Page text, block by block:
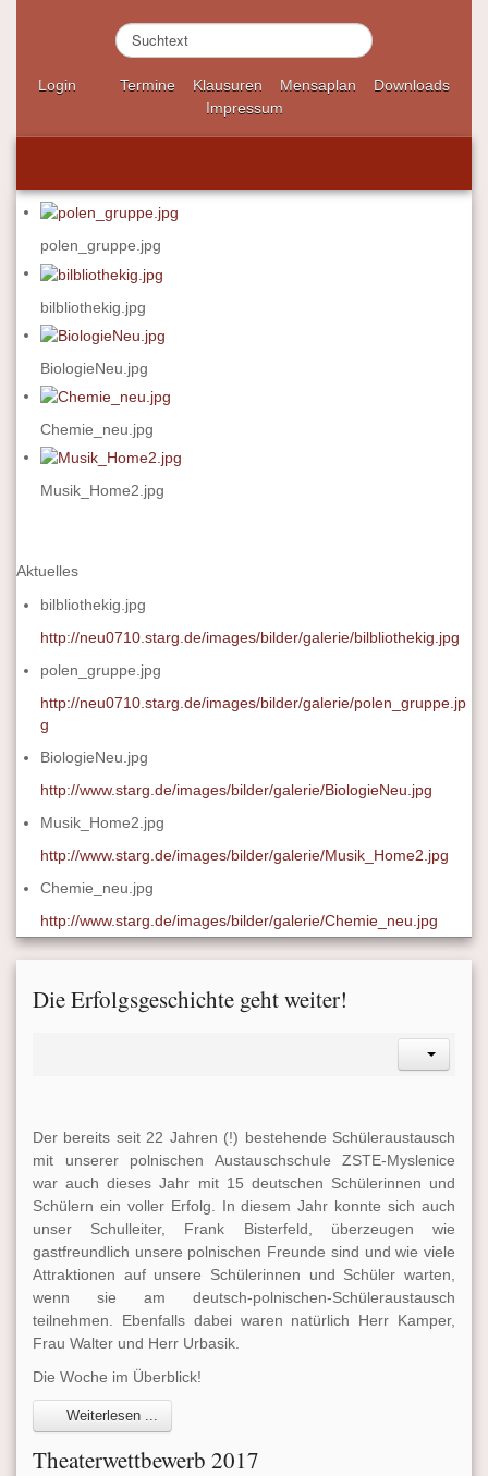
S
u
c
n
.
.
Login Termine Klausuren Mensaplan
Downloads
Impressum
polen_gruppe.jpg
bilbliothekig.jpg
BiologieNeu.jpg
Chemie_neu.jpg
Musik_Home2.jpg
Aktuelles
bilbliothekig.jpg
http://neu0710.starg.de/images/bilder/galerie/bilbliothekig.jpg
polen_gruppe.jpg
http://neu0710.starg.de/images/bilder/galerie/polen_gruppe.jp
g
BiologieNeu.jpg
http://www.starg.de/images/bilder/galerie/BiologieNeu.jpg
Musik_Home2.jpg
http://www.starg.de/images/bilder/galerie/Musik_Home2.jpg
Chemie_neu.jpg
http://www.starg.de/images/bilder/galerie/Chemie_neu.jpg
Die Erfolgsgeschichte geht weiter!
Der bereits seit 22 Jahren (!) bestehende Schüleraustausch
mit unserer polnischen Austauschschule ZSTE-Myslenice
war auch dieses Jahr mit 15 deutschen Schülerinnen und
Schülern ein voller Erfolg. In diesem Jahr konnte sich auch
unser Schulleiter, Frank Bisterfeld, überzeugen wie
gastfreundlich unsere polnischen Freunde sind und wie viele
Attraktionen auf unsere Schülerinnen und Schüler warten,
wenn sie am deutsch-polnischen-Schüleraustausch
teilnehmen. Ebenfalls dabei waren natürlich Herr Kamper,
Frau Walter und Herr Urbasik.
Die Woche im Überblick!
Weiterlesen ...
Theaterwettbewerb 2017